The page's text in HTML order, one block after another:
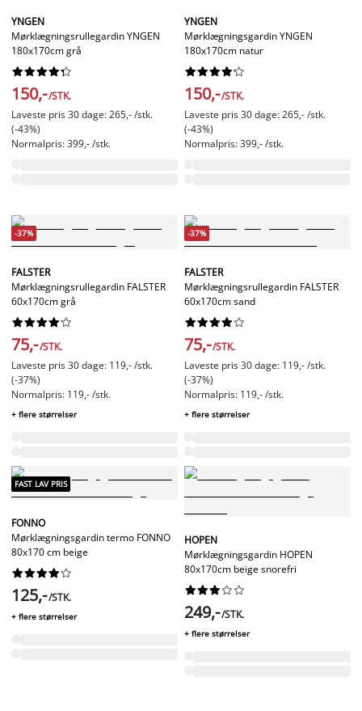
YNGEN
Mørklægningsrullegardin YNGEN
180x170cm grå






150,-/STK.
Laveste pris 30 dage: 265,- /stk.
(-43%)
Normalpris: 399,- /stk.
YNGEN
Mørklægningsgardin YNGEN
180x170cm natur






150,-/STK.
Laveste pris 30 dage: 265,- /stk.
(-43%)
Normalpris: 399,- /stk.
-37%
FALSTER
Mørklægningsrullegardin FALSTER
60x170cm grå






75,-/STK.
Laveste pris 30 dage: 119,- /stk.
(-37%)
Normalpris: 119,- /stk.
+ flere størrelser
-37%
FALSTER
Mørklægningsrullegardin FALSTER
60x170cm sand






75,-/STK.
Laveste pris 30 dage: 119,- /stk.
(-37%)
Normalpris: 119,- /stk.
+ flere størrelser
FAST LAV PRIS
FONNO
Mørklægningsgardin termo FONNO
80x170 cm beige






125,-/STK.
+ flere størrelser
HOPEN
Mørklægningsgardin HOPEN
80x170cm beige snorefri






249,-/STK.
+ flere størrelser